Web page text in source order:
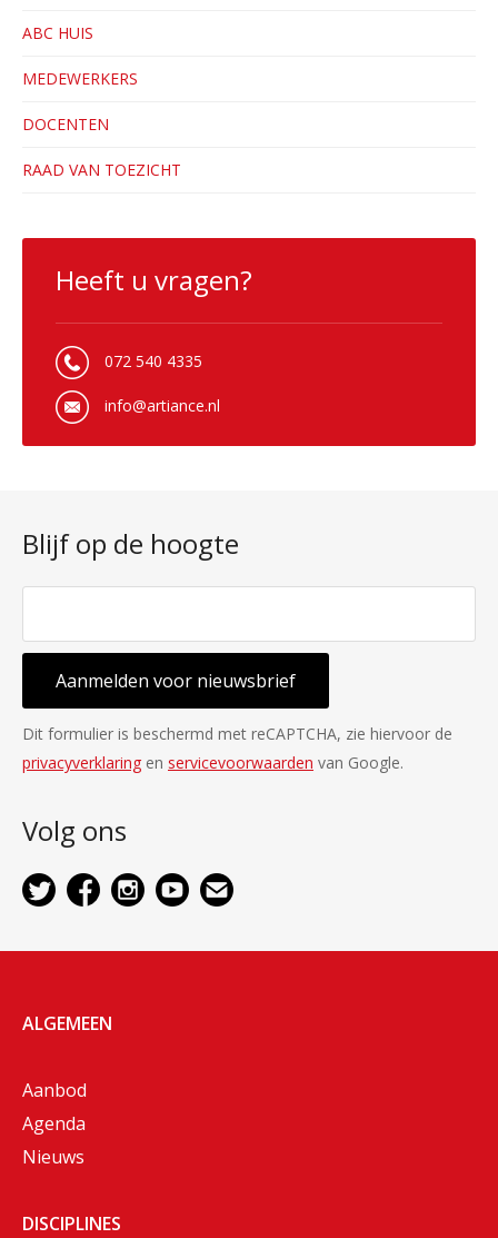
ABC HUIS
MEDEWERKERS
DOCENTEN
RAAD VAN TOEZICHT
Heeft u vragen?
072 540 4335
info@artiance.nl
Blijf op de hoogte
Aanmelden voor nieuwsbrief
Dit formulier is beschermd met reCAPTCHA, zie hiervoor de
privacyverklaring en servicevoorwaarden van Google.
Volg ons
ALGEMEEN
Aanbod
Agenda
Nieuws
DISCIPLINES